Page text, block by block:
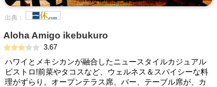
出典：
Aloha Amigo ikebukuro
3.67
ハワイとメキシカンが融合したニュースタイルカジュアル
ビストロ!前菜やタコスなど、ウェルネス＆スパイシーな料
理がずらり。オープンテラス席、バー、テーブル席が、カ